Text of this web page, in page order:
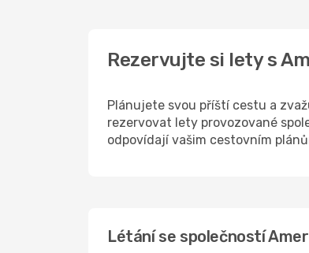
Rezervujte si lety s
Plánujete svou příští cestu a
rezervovat lety provozované
odpovídají vašim cestovním
Létání se společností